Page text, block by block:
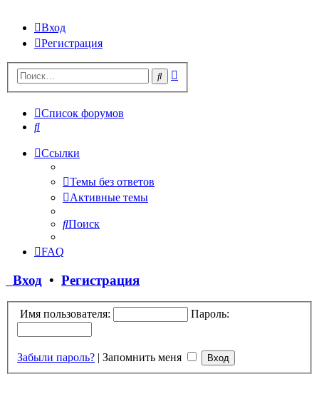
Вход
Регистрация
Поиск
Список форумов
Поиск
Ссылки
Темы без ответов
Активные темы
Поиск
FAQ
Вход • Регистрация
Имя пользователя: Пароль:
Забыли пароль? | Запомнить меня